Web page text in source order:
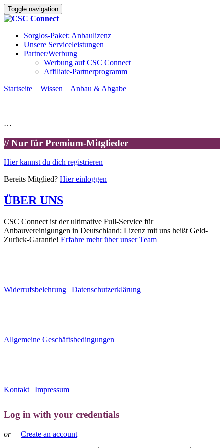
Toggle navigation
Sorglos-Paket: Anbaulizenz
Unsere Serviceleistungen
Partner/Werbung
Werbung auf CSC Connect
Affiliate-Partnerprogramm
Startseite
Wissen Anbau & Abgabe
…
// Nur für Premium-Mitglieder
Hier kannst du dich registrieren
Bereits Mitglied? Hier einloggen
ÜBER UNS
CSC Connect ist der ultimative Full-Service für
Anbauvereinigungen in Deutschland: Lizenz mit uns heißt Geld-
Zurück-Garantie! Erfahre mehr über unser Team
Widerrufsbelehrung | Datenschutzerklärung
Allgemeine Geschäftsbedingungen
Kontakt | Impressum
Log in with your credentials
or Create an account